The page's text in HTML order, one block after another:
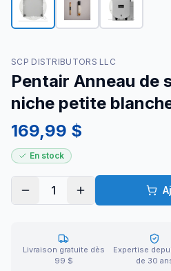
SCP DISTRIBUTORS LLC
Pentair Anneau de
niche petite
169,99 $
En stock
1
Livraison gratuite dès
99 $
Expertise
de 30